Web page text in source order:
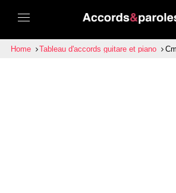
Home Tableau d'accords guitare et piano